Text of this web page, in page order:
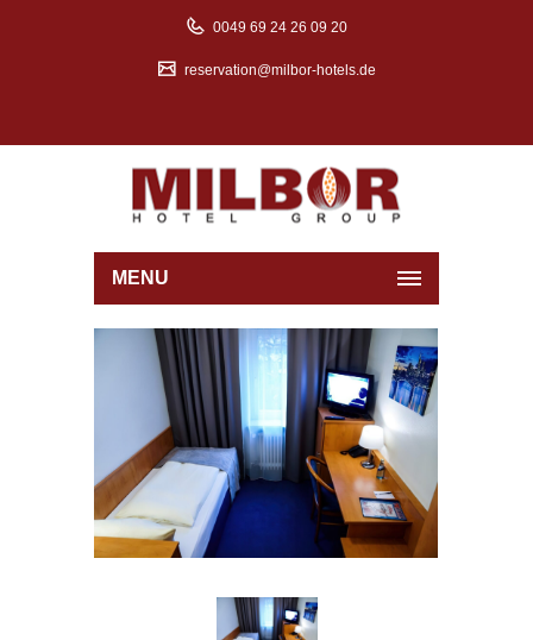
0049 69 24 26 09 20
reservation@milbor-hotels.de
MENU